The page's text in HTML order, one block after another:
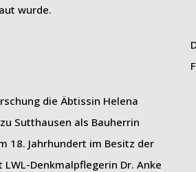
wurde.
die Äbtissin Helena
Sutthausen als Bauherrin
18. Jahrhundert im Besitz der
LWL-Denkmalpflegerin Dr. Anke